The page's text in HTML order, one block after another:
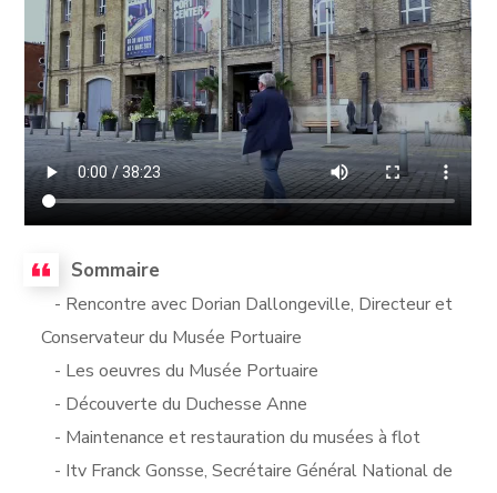
Sommaire
- Rencontre avec Dorian Dallongeville, Directeur et
Conservateur du Musée Portuaire
- Les oeuvres du Musée Portuaire
- Découverte du Duchesse Anne
- Maintenance et restauration du musées à flot
- Itv Franck Gonsse, Secrétaire Général National de